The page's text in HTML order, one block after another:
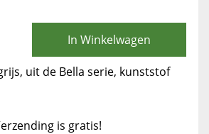
In Winkelwagen
uit de Bella serie, kunststof
is gratis!